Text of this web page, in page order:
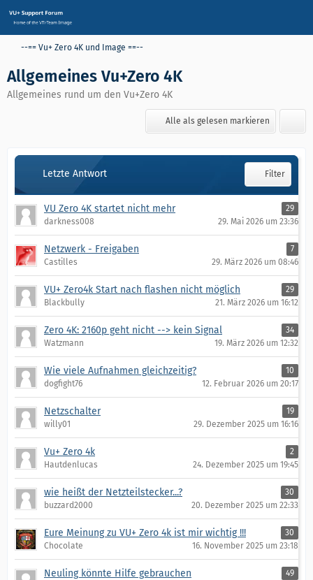
--== Vu+ Zero 4K und Image ==--
Allgemeines Vu+Zero 4K
Allgemeines rund um den Vu+Zero 4K
Alle als gelesen markieren
Letzte Antwort Filter
VU Zero 4K startet nicht mehr
29
darkness008
29. Mai 2026 um 23:36
Netzwerk - Freigaben
7
Castilles
29. März 2026 um 08:46
VU+ Zero4k Start nach flashen nicht möglich
29
Blackbully
21. März 2026 um 16:12
Zero 4K: 2160p geht nicht --> kein Signal
34
Watzmann
19. März 2026 um 12:32
Wie viele Aufnahmen gleichzeitig?
10
dogfight76
12. Februar 2026 um 20:17
Netzschalter
19
willy01
29. Dezember 2025 um 16:16
Vu+ Zero 4k
2
Hautdenlucas
24. Dezember 2025 um 19:45
wie heißt der Netzteilstecker...?
30
buzzard2000
20. Dezember 2025 um 22:33
Eure Meinung zu VU+ Zero 4k ist mir wichtig !!!
30
Chocolate
16. November 2025 um 23:18
Neuling könnte Hilfe gebrauchen
49